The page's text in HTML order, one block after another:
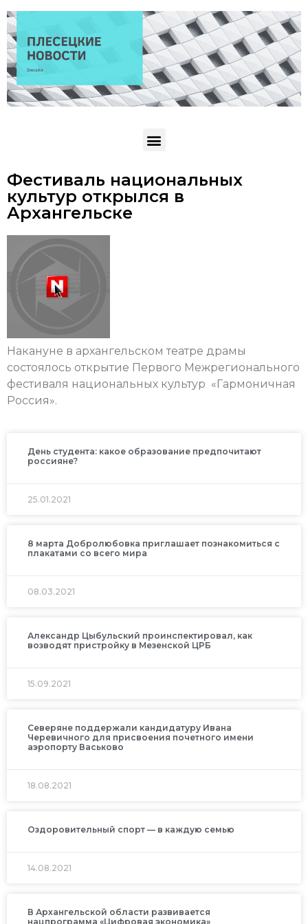
Фестиваль национальных
культур открылся в
Архангельске
Накануне в архангельском театре драмы
состоялось открытие Первого Межрегионального
фестиваля национальных культур «Гармоничная
Россия».
День студента: какое образование предпочитают
россияне?
25.01.2021
8 марта Добролюбовка приглашает познакомиться с
плакатами со всего мира
08.03.2021
Александр Цыбульский проинспектировал, как
возводят пристройку в Мезенской ЦРБ
15.09.2021
Северяне поддержали кандидатуру Ивана
Черевичного для присвоения почетного имени
аэропорту Васьково
18.08.2021
Оздоровительный спорт — в каждую семью
14.08.2021
В Архангельской области развивается
нацпрограмма «Цифровая экономика»